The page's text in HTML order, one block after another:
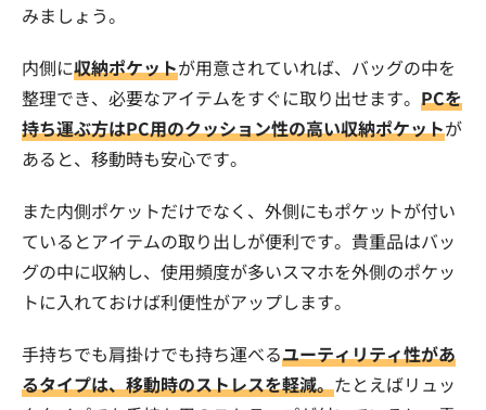
みましょう。
内側に収納ポケットが用意されていれば、バッグの中を
整理でき、必要なアイテムをすぐに取り出せます。 PCを
持ち運ぶ方はPC用のクッション性の高い収納ポケットが
あると、移動時も安心です。
また内側ポケットだけでなく、外側にもポケットが付い
ているとアイテムの取り出しが便利です。貴重品はバッ
グの中に収納し、使用頻度が多いスマホを外側のポケッ
トに入れておけば利便性がアップします。
手持ちでも肩掛けでも持ち運べるユーティリティ性があ
るタイプは、移動時のストレスを軽減。たとえばリュッ